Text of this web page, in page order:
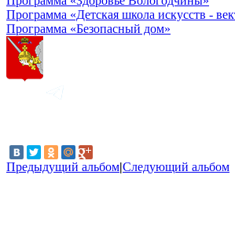
Программа «Детская школа искусств -
Программа «Безопасный дом»
Предыдущий альбом|Следующий альбом